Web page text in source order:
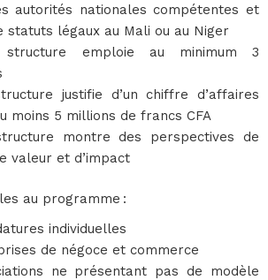
autorités nationales compétentes et
statuts légaux au Mali ou au Niger
emploie au minimum 3
justifie d’un chiffre d’affaires
moins 5 millions de francs CFA
montre des perspectives de
valeur et d’impact
au programme :
individuelles
de négoce et commerce
ne présentant pas de modèle